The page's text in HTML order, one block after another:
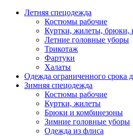
Летняя спецодежда
Костюмы рабочие
Куртки, жилеты, брюки,
Летние головные уборы
Трикотаж
Фартуки
Халаты
Одежда ограниченного срока
Зимняя спецодежда
Костюмы рабочие
Куртки, жилеты
Брюки и комбинезоны
Зимние головные уборы
Одежда из флиса